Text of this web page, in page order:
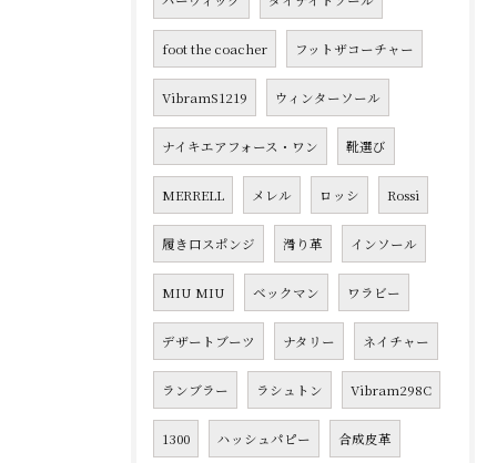
foot the coacher フットザコーチャー
VibramS1219 ウィンターソール
ナイキエアフォース・ワン 靴選び
MERRELL メレル ロッシ Rossi
履き口スポンジ 滑り革 インソール
MIU MIU ベックマン ワラビー
デザートブーツ ナタリー ネイチャー
ランブラー ラシュトン Vibram298C
1300 ハッシュパピー 合成皮革